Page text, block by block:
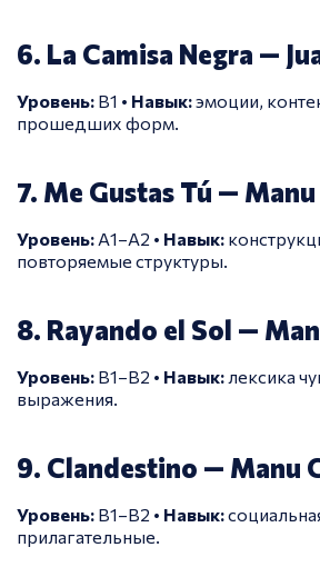
6. La Camisa Negra —
Уровень: B1 • Навык:эмоции,
прошедших форм.
7. Me Gustas Tú —
Уровень: A1–A2 • Навык:
повторяемые структуры.
8. Rayando el Sol —
Уровень: B1–B2 • Навык: лексика
выражения.
9. Clandestino — Manu
Уровень: B1–B2 • Навык:
прилагательные.